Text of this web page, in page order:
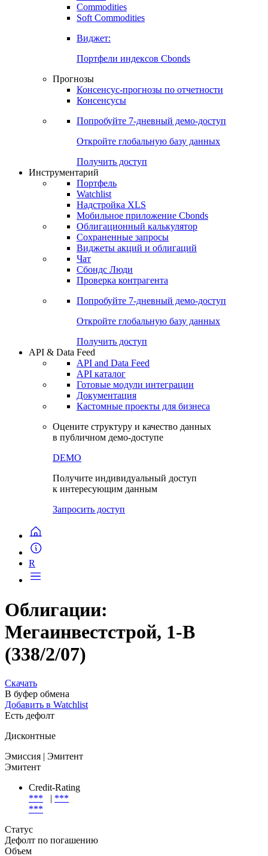
Commodities
Золото
Бензин
Soft Commodities
Виджет:
Портфели индексов Cbonds
Прогнозы
Консенсусы
Попробуйте7-дневный
Откройте глобальную базу данных
Получить доступ
Инструментарий
Портфель
Watchlist
Надстройка XLS
Мобильное приложение Cbonds
Облигационный калькулятор
Сохраненные запросы
Чат
Проверка контрагента
Попробуйте7-дневный
Откройте глобальную базу данных
Получить доступ
API & Data Feed
API and Data Feed
Готовые модули интеграции
Документация
в публичном демо-доступе
Облигации:
(338/2/07)
В буфер обмена
Есть дефолт
Эмиссия | Эмитент
Эмитент
Credit-Rating
***
|***
***